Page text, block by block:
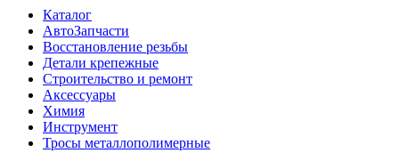
Каталог
АвтоЗапчасти
Восстановление резьбы
Детали крепежные
Строительство и ремонт
Аксессуары
Химия
Инструмент
Тросы металлополимерные